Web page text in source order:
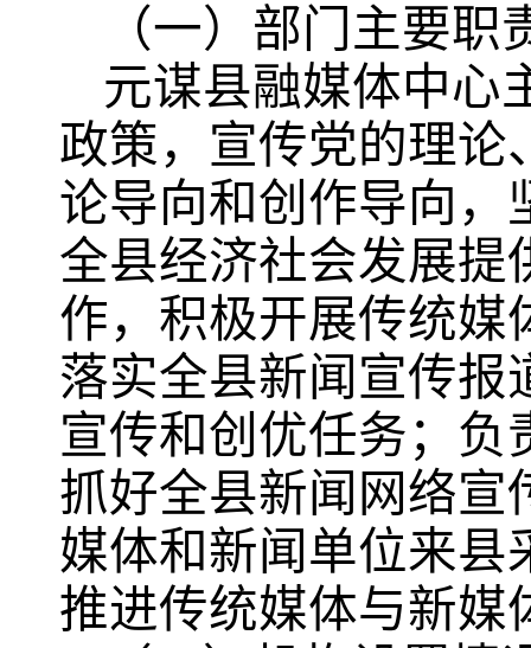
（一）部门主要职
元谋县融媒体中心
政策，宣传党的理论
论导向和创作导向，
全县经济社会发展提
作，积极开展传统媒
落实全县新闻宣传报
宣传和创优任务；负
抓好全县新闻网络宣
媒体和新闻单位来县
推进传统媒体与新媒